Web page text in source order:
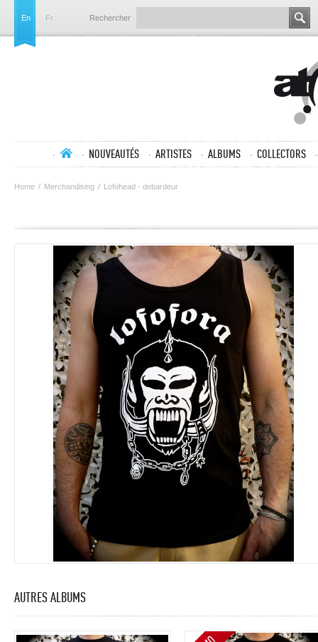
En Fr Rechercher
NOUVEAUTÉS ARTISTES ALBUMS COLLECTORS
Home / Merchandising / Lofohead - debardeur
AUTRES ALBUMS